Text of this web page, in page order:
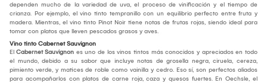
dependen mucho de la variedad de uva, el proceso de vinificación y el tiempo de
crianza. Por ejemplo, el vino tinto tempranillo con un equilibrio perfecto entre fruta y
madera. Mientras, el vino tinto Pinot Noir tiene notas de frutas rojas, siendo ideal para
tomar con platos que lleven pescados grasos y aves.
Vino tinto Cabernet Sauvignon
El Cabernet Sauvignon es uno de los vinos tintos más conocidos y apreciados en todo
el mundo, debido a su sabor que incluye notas de grosella negra, ciruela, cereza,
pimiento verde, y matices de roble como vainilla y cedro. Eso sí, son perfectos aliados
para acompañarlos con platos de carne roja, caza y quesos fuertes. En Oechsle, el